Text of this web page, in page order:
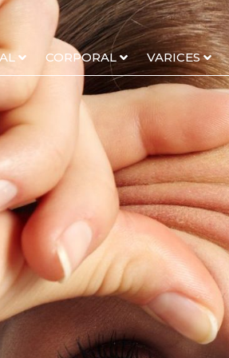
CORPORAL VARICES